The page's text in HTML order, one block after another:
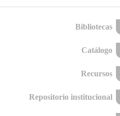
Bibliotecas
Catálogo
Recursos
Repositorio institucional